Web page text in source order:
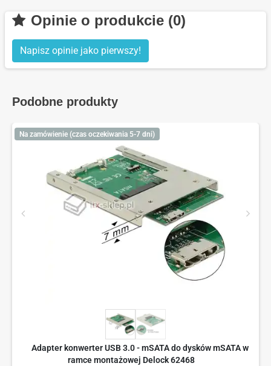
Opinie o produkcie (0)
Napisz opinie jako pierwszy!
Podobne produkty
Na zamówienie (czas oczekiwania 5-7 dni)
Adapter konwerter USB 3.0 - mSATA do dysków mSATA w
ramce montażowej Delock 62468